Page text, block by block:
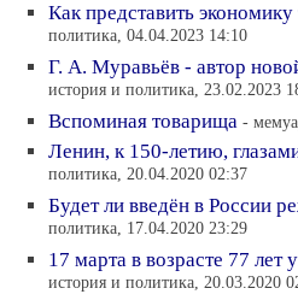
Как представить
политика, 04.04.2023 14:10
Г. А. Муравьёв - автор
история и политика, 23.02.2023
Вспоминая товарища -
Ленин, к 150-летию,
политика, 20.04.2020 02:37
Будет ли введён в России
политика, 17.04.2020 23:29
17 марта в возрасте 77
история и политика, 20.03.2020